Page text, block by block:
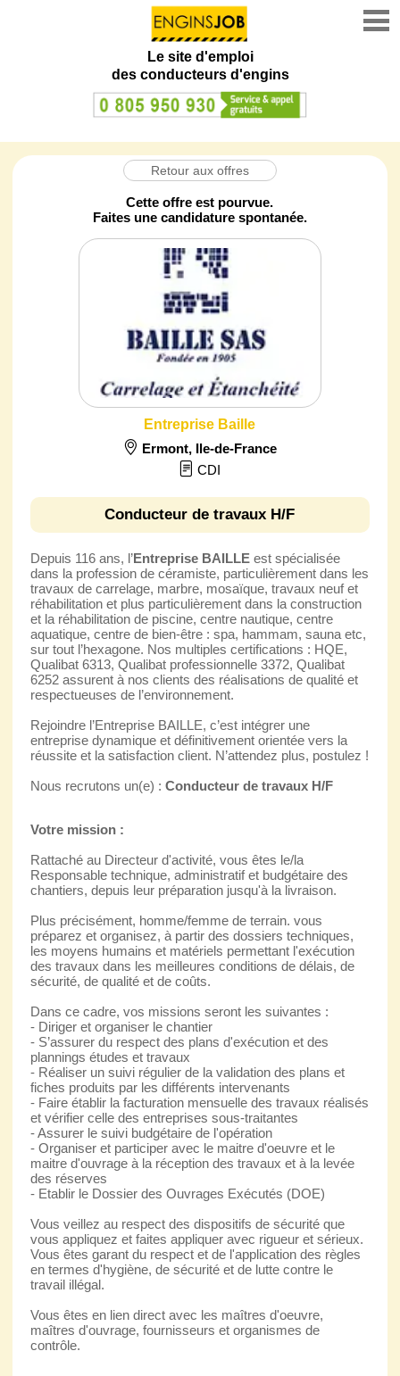
Le site d'emploi
des conducteurs d'engins
Retour aux offres
Cette offre est pourvue.
Faites une candidature spontanée.
Entreprise Baille
Ermont, Ile-de-France
CDI
Conducteur de travaux H/F
Depuis 116 ans, l’Entreprise BAILLEest spécialisée
dans la profession de céramiste, particulièrement dans les
travaux de carrelage, marbre, mosaïque, travaux neuf et
réhabilitation et plus particulièrement dans la construction
et la réhabilitation de piscine, centre nautique, centre
aquatique, centre de bien-être : spa, hammam, sauna etc,
sur tout l’hexagone. Nos multiples certifications : HQE,
Qualibat 6313, Qualibat professionnelle 3372, Qualibat
6252 assurent à nos clients des réalisations de qualité et
respectueuses de l’environnement.
Rejoindre l’Entreprise BAILLE, c’est intégrer une
entreprise dynamique et définitivement orientée vers la
réussite et la satisfaction client. N’attendez plus, postulez !
Nous recrutons un(e) : Conducteur de travaux H/F
Votre mission :
Rattaché au Directeur d'activité, vous êtes le/la
Responsable technique, administratif et budgétaire des
chantiers, depuis leur préparation jusqu'à la livraison.
Plus précisément, homme/femme de terrain. vous
préparez et organisez, à partir des dossiers techniques,
les moyens humains et matériels permettant l'exécution
des travaux dans les meilleures conditions de délais, de
sécurité, de qualité et de coûts.
Dans ce cadre, vos missions seront les suivantes :
- Diriger et organiser le chantier
- S’assurer du respect des plans d'exécution et des
plannings études et travaux
- Réaliser un suivi régulier de la validation des plans et
fiches produits par les différents intervenants
- Faire établir la facturation mensuelle des travaux réalisés
et vérifier celle des entreprises sous-traitantes
- Assurer le suivi budgétaire de l'opération
- Organiser et participer avec le maitre d'oeuvre et le
maitre d'ouvrage à la réception des travaux et à la levée
des réserves
- Etablir le Dossier des Ouvrages Exécutés (DOE)
Vous veillez au respect des dispositifs de sécurité que
vous appliquez et faites appliquer avec rigueur et sérieux.
Vous êtes garant du respect et de l'application des règles
en termes d'hygiène, de sécurité et de lutte contre le
travail illégal.
Vous êtes en lien direct avec les maîtres d'oeuvre,
maîtres d'ouvrage, fournisseurs et organismes de
contrôle.